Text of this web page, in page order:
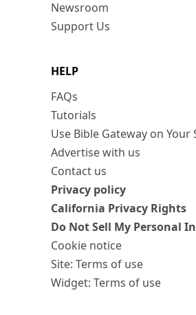
Newsroom
Support Us
HELP
FAQs
Tutorials
Use Bible Gateway on Your
Advertise with us
Contact us
Privacy policy
California Privacy Rights
Do Not Sell My Personal
Cookie notice
Site: Terms of use
Widget: Terms of use